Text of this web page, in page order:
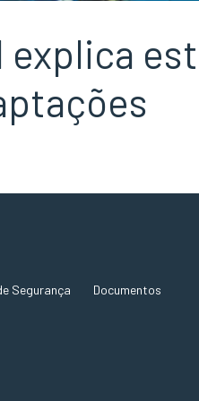
explica
Segurança Documentos